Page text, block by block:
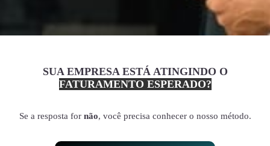
SUA EMPRESA ESTÁ ATINGINDO O
FATURAMENTO ESPERADO?
Se a resposta for não, você precisa conhecer o nosso método.